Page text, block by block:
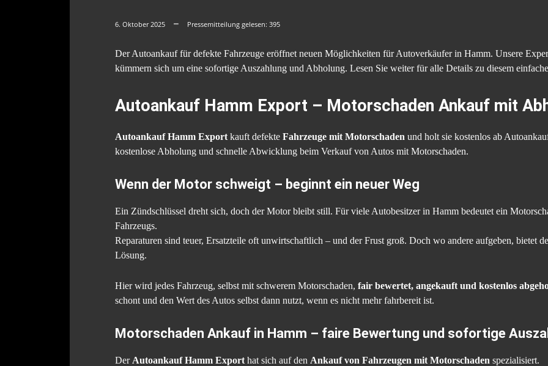
6. Oktober 2025 Pressemitteilung gelesen: 395
Der Autoankauf für defekte Fahrzeuge eröffnet neuen Möglichkeiten für Autoverkäufer in Hamm. Unsere
kümmern sich um eine sofortige Auszahlung und Abholung. Lesen Sie weiter für alle Details zu diesem
Autoankauf Hamm Export – Motorschaden Ankauf mit
Autoankauf Hamm Export kauft defekte Fahrzeuge mit Motorschaden und holt sie kostenlos ab
kostenlose Abholung und schnelle Abwicklung beim Verkauf von Autos mit Motorschaden.
Wenn der Motor schweigt – beginnt ein neuer Weg
Ein Zündschlüssel dreht sich, doch der Motor bleibt still. Für viele Autobesitzer in Hamm bedeutet ein
Fahrzeugs.
Reparaturen sind teuer, Ersatzteile oft unwirtschaftlich – und der Frust groß. Doch wo andere aufgeben, bietet
Lösung.
Hier wird jedes Fahrzeug, selbst mit schwerem Motorschaden, fair bewertet, angekauft und kostenlos
schont und den Wert des Autos selbst dann nutzt, wenn es nicht mehr fahrbereit ist.
Motorschaden Ankauf in Hamm – faire Bewertung und sofortige
Der Autoankauf Hamm Export hat sich auf den Ankauf von Fahrzeugen mit Motorschaden spezialisiert.